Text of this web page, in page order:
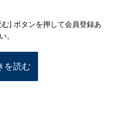
] ボタンを押して会員登録あ
。
を読む